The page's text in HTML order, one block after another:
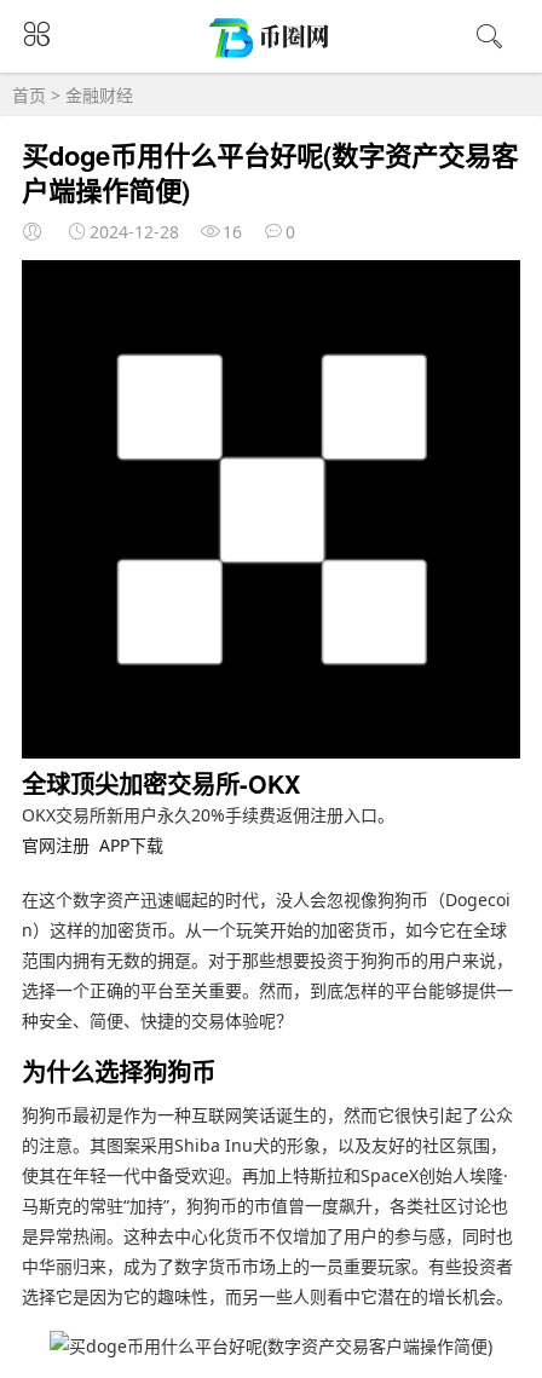
首页 > 金融财经
买doge币用什么平台好呢(数字资产交易客
户端操作简便)
2024-12-28 16 0
全球顶尖加密交易所-OKX
OKX交易所新用户永久20%手续费返佣注册入口。
官网注册 APP下载
在这个数字资产迅速崛起的时代，没人会忽视像狗狗币（Dogecoi
n）这样的加密货币。从一个玩笑开始的加密货币，如今它在全球
范围内拥有无数的拥趸。对于那些想要投资于狗狗币的用户来说，
选择一个正确的平台至关重要。然而，到底怎样的平台能够提供一
种安全、简便、快捷的交易体验呢？
为什么选择狗狗币
狗狗币最初是作为一种互联网笑话诞生的，然而它很快引起了公众
的注意。其图案采用Shiba Inu犬的形象，以及友好的社区氛围，
使其在年轻一代中备受欢迎。再加上特斯拉和SpaceX创始人埃隆·
马斯克的常驻“加持”，狗狗币的市值曾一度飙升，各类社区讨论也
是异常热闹。这种去中心化货币不仅增加了用户的参与感，同时也
中华丽归来，成为了数字货币市场上的一员重要玩家。有些投资者
选择它是因为它的趣味性，而另一些人则看中它潜在的增长机会。